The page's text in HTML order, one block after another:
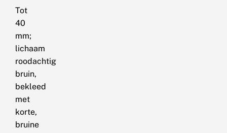
Tot
40
mm;
lichaam
roodachtig
bruin,
bekleed
met
korte,
bruine